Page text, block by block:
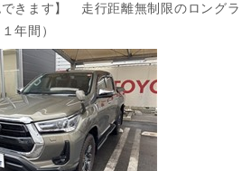
できます】 走行距離無制限のロングラ
年間）